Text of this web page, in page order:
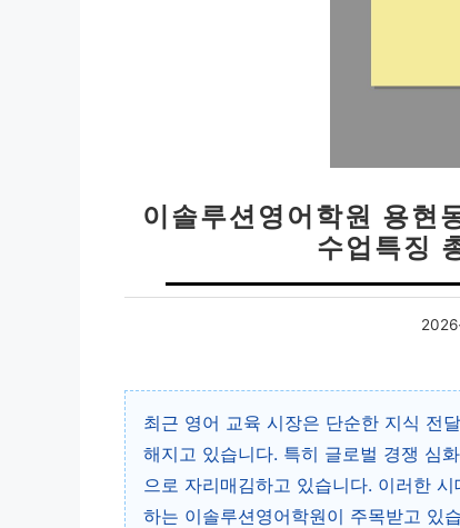
이솔루션영어학원 용현
수업특징
최근 영어 교육 시장은 단순한 지식 전
해지고 있습니다. 특히 글로벌 경쟁 심
으로 자리매김하고 있습니다. 이러한
하는 이솔루션영어학원이 주목받고 있